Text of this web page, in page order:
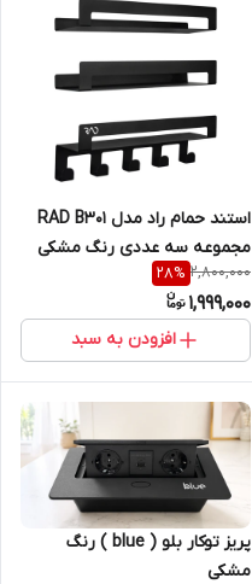
استند حمام راد مدل RAD B301
مجموعه سه عددی رنگ مشکی
2,800,000
28%
1,999,000
افزودن به سبد
پریز توکار بلو ( blue ) رنگ
مشکی